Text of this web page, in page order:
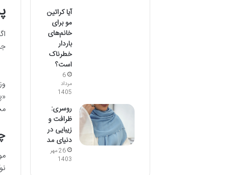
آیا کراتین
مو برای
خانم‌های
باردار
خطرناک
است؟
6
مرداد
1405
روسری:
ظرافت و
زیبایی در
دنیای مد
26 مهر
1403